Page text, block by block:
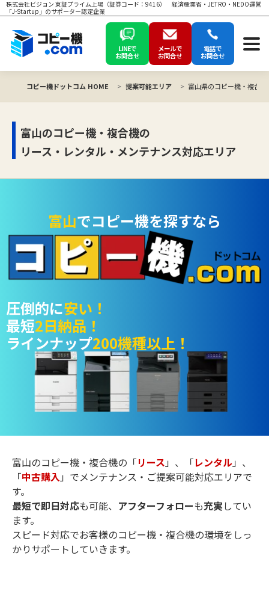
株式会社ビジョン 東証プライム上場（証券コード：9416） 経済産業省・JETRO・NEDO運営
「J-Startup」のサポーター認定企業
LINEで
お問合せ
メールで
お問合せ
電話で
お問合せ
コピー機ドットコム HOME 提案可能エリア 富山県のコピー機・複合
富山のコピー機・複合機の
リース・レンタル・メンテナンス対応エリア
富山でコピー機を探すなら
圧倒的に安い！
最短2日納品！
ラインナップ200機種以上！
富山のコピー機・複合機の「リース 」、「レンタル」、
「中古購入」でメンテナンス・ご提案可能対応エリアで
す。
最短で即日対応も可能、 アフターフォローも充実してい
ます。
スピード対応でお客様のコピー機・複合機の環境をしっ
かりサポートしていきます。